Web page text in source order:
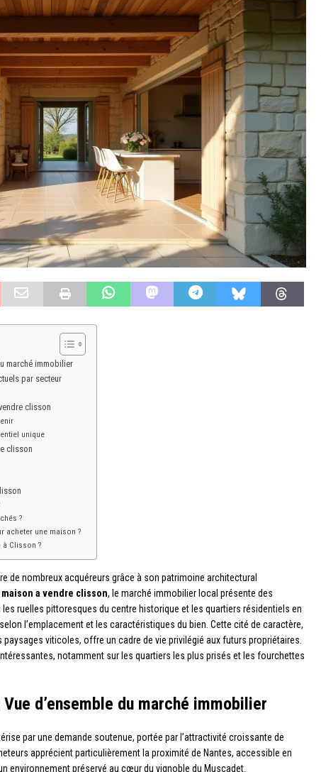
marché immobilier
par secteur
clisson
unique
clisson
?
acheter une maison ?
à Clisson ?
de nombreux acquéreurs grâce à son patrimoine architectural
maison a vendre clisson, le marché immobilier local présente des
les ruelles pittoresques du centre historique et les quartiers résidentiels en
l’emplacement et les caractéristiques du bien. Cette cité de caractère,
viticoles, offre un cadre de vie privilégié aux futurs propriétaires.
notamment sur les quartiers les plus prisés et les fourchettes
d’ensemble du marché immobilier
par une demande soutenue, portée par l’attractivité croissante de
apprécient particulièrement la proximité de Nantes, accessible en
environnement préservé au cœur du vignoble du Muscadet.